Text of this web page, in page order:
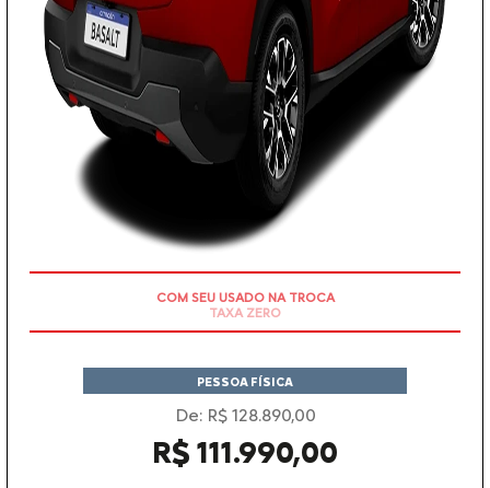
COM SEU USADO NA TROCA
PESSOA FÍSICA
De: R$ 128.890,00
R$ 111.990,00